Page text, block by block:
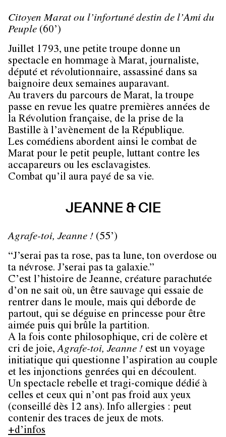
Citoyen Marat ou l’infortuné destin de l’Ami du
Peuple (60’)
Juillet 1793, une petite troupe donne un
spectacle en hommage à Marat, journaliste,
député et révolutionnaire, assassiné dans sa
baignoire deux semaines auparavant.
Au travers du parcours de Marat, la troupe
passe en revue les quatre premières années de
la Révolution française, de la prise de la
Bastille à l’avènement de la République.
Les comédiens abordent ainsi le combat de
Marat pour le petit peuple, luttant contre les
accapareurs ou les esclavagistes.
Combat qu’il aura payé de sa vie.
JEANNE & CIE
Agrafe-toi, Jeanne ! (55’)
“J’serai pas ta rose, pas ta lune, ton overdose ou
ta névrose. J’serai pas ta galaxie.”
C’est l’histoire de Jeanne, créature parachutée
d’on ne sait où, un être sauvage qui essaie de
rentrer dans le moule, mais qui déborde de
partout, qui se déguise en princesse pour être
aimée puis qui brûle la partition.
A la fois conte philosophique, cri de colère et
cri de joie,Agrafe-toi, Jeanne ! est un voyage
initiatique qui questionne l’aspiration au couple
et les injonctions genrées qui en découlent.
Un spectacle rebelle et tragi-comique dédié à
celles et ceux qui n’ont pas froid aux yeux
(conseillé dès 12 ans). Info allergies : peut
contenir des traces de jeux de mots.
+d’infos